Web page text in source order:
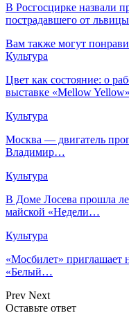
В Росгосцирке назвали
пострадавшего от
Вам также могут
Культура
Цвет как состояние: о
выставке «Mellow Yellow»
Культура
Москва — двигатель
Владимир…
Культура
В Доме Лосева прошла
майской «Недели…
Культура
«Мосбилет» приглашает
«Белый…
Prev Next
Оставьте ответ